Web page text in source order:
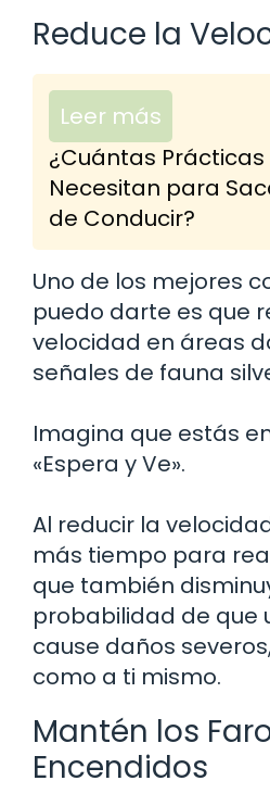
Reduce la
Leer más
¿Cuántas
Necesitan para
de Conducir?
Uno de los mejores
puedo darte es que
velocidad en áreas
señales de fauna
Imagina que estás
«Espera y Ve».
Al reducir la
más tiempo para
que también
probabilidad de que
cause daños
como a ti mismo.
Mantén los
Encendidos